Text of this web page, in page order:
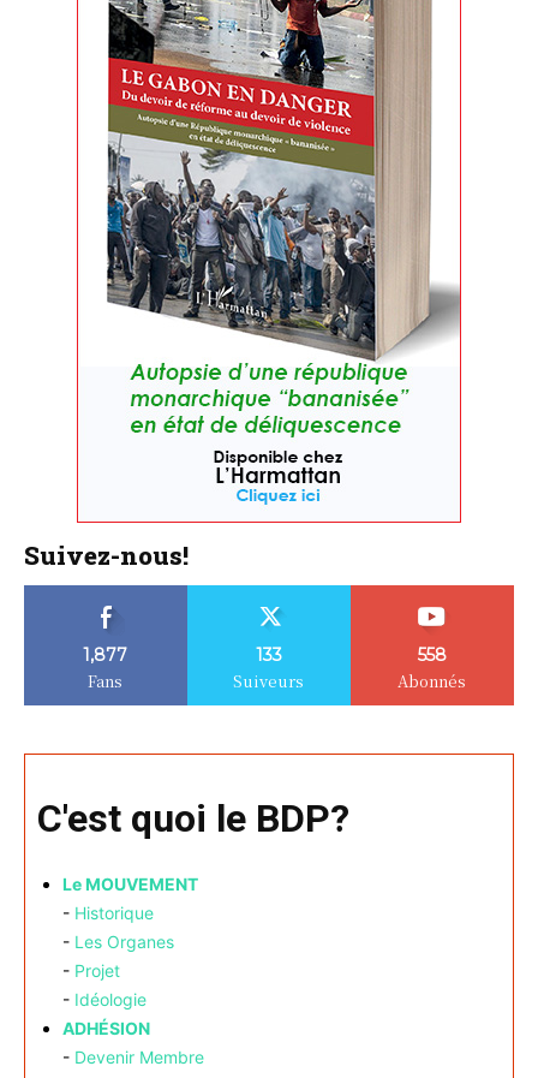
Suivez-nous!
1,877
Fans
133
Suiveurs
558
Abonnés
C'est quoi le BDP?
Le MOUVEMENT
- Historique
- Les Organes
- Projet
- Idéologie
ADHÉSION
- Devenir Membre